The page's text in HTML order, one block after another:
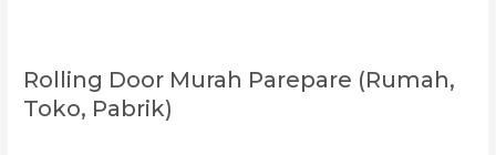
Rolling Door Murah Parepare (Rumah,
Toko, Pabrik)